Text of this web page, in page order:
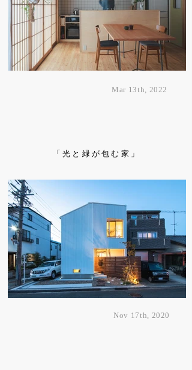
​「光と緑が包む家」
Nov 17th, 2020
Mar 13th, 2022